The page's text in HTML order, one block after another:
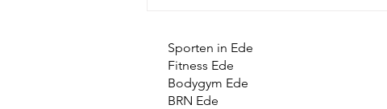
Sporten in Ede
Fitness Ede
Bodygym Ede
BRN Ede